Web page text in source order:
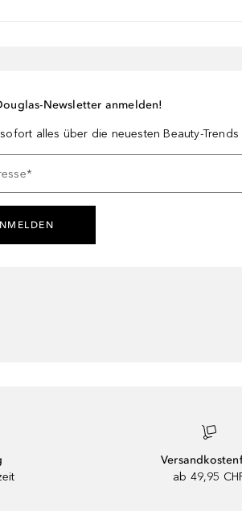
Newsletter anmelden!
alles über die neuesten Beauty-
*
ab 49,95